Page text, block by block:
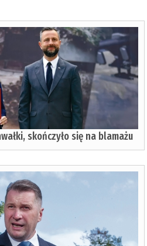
skończyło się na blamażu